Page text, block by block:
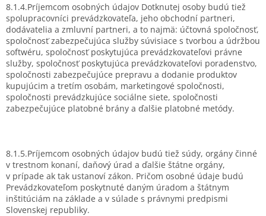
8.1.4.Príjemcom osobných údajov Dotknutej osoby budú tiež
spolupracovníci prevádzkovateľa, jeho obchodní partneri,
dodávatelia a zmluvní partneri, a to najmä: účtovná spoločnosť,
spoločnosť zabezpečujúca služby súvisiace s tvorbou a údržbou
softwéru, spoločnosť poskytujúca prevádzkovateľovi právne
služby, spoločnosť poskytujúca prevádzkovateľovi poradenstvo,
spoločnosti zabezpečujúce prepravu a dodanie produktov
kupujúcim a tretím osobám, marketingové spoločnosti,
spoločnosti prevádzkujúce sociálne siete, spoločnosti
zabezpečujúce platobné brány a ďalšie platobné metódy.
8.1.5.Príjemcom osobných údajov budú tiež súdy, orgány činné
v trestnom konaní, daňový úrad a ďalšie štátne orgány,
v prípade ak tak ustanoví zákon. Pričom osobné údaje budú
Prevádzkovateľom poskytnuté daným úradom a štátnym
inštitúciám na základe a v súlade s právnymi predpismi
Slovenskej republiky.